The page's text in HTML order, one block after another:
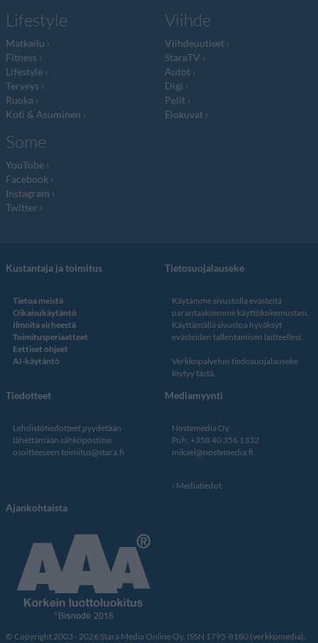
Lifestyle
Matkailu
Fitness
Lifestyle
Terveys
Ruoka
Koti & Asuminen
Viihde
Viihdeuutiset
StaraTV
Autot
Digi
Pelit
Elokuvat
Some
YouTube
Facebook
Instagram
Twitter
Kustantaja ja toimitus
Tietoa meistä
Oikaisukäytäntö
Ilmoita virheestä
Toimitusperiaatteet
Eettiset ohjeet
AI-käytäntö
Tietosuojalauseke
Käytämme sivustolla evästeitä
parantaaksemme käyttökokemustasi.
Käyttämällä sivustoa hyväksyt
evästeiden tallentamisen laitteellesi.
Verkkopalvelun tiedosuojalauseke
löytyy tästä.
Tiedotteet
Lehdistötiedotteet pyydetään
lähettämään sähköpostitse
osoitteeseen toimitus@stara.fi
Mediamyynti
Nostemedia Oy
Puh. +358 40 356 1332
mikael@nostemedia.fi
Mediatiedot
Ajankohtaista
© Copyright 2003 - 2026 Stara Media Online Oy. ISSN 1795-8180 (verkkomedia).